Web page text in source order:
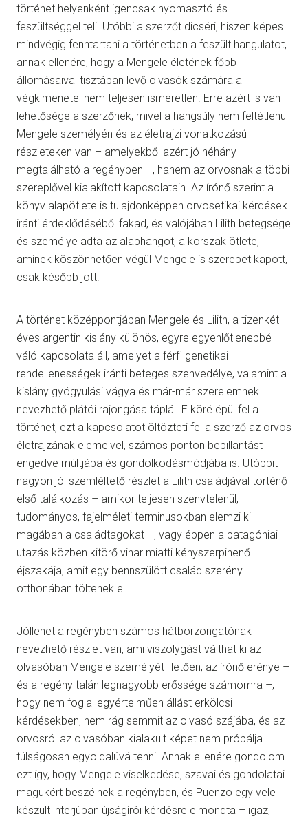
történet helyenként igencsak nyomasztó és
feszültséggel teli. Utóbbi a szerzőt dicséri, hiszen képes
mindvégig fenntartani a történetben a feszült hangulatot,
annak ellenére, hogy a Mengele életének főbb
állomásaival tisztában levő olvasók számára a
végkimenetel nem teljesen ismeretlen. Erre azért is van
lehetősége a szerzőnek, mivel a hangsúly nem feltétlenül
Mengele személyén és az életrajzi vonatkozású
részleteken van – amelyekből azért jó néhány
megtalálható a regényben –, hanem az orvosnak a többi
szereplővel kialakított kapcsolatain. Az írónő szerint a
könyv alapötlete is tulajdonképpen orvosetikai kérdések
iránti érdeklődéséből fakad, és valójában Lilith betegsége
és személye adta az alaphangot, a korszak ötlete,
aminek köszönhetően végül Mengele is szerepet kapott,
csak később jött.
A történet középpontjában Mengele és Lilith, a tizenkét
éves argentin kislány különös, egyre egyenlőtlenebbé
váló kapcsolata áll, amelyet a férfi genetikai
rendellenességek iránti beteges szenvedélye, valamint a
kislány gyógyulási vágya és már-már szerelemnek
nevezhető plátói rajongása táplál. E köré épül fel a
történet, ezt a kapcsolatot öltözteti fel a szerző az orvos
életrajzának elemeivel, számos ponton bepillantást
engedve múltjába és gondolkodásmódjába is. Utóbbit
nagyon jól szemléltető részlet a Lilith családjával történő
első találkozás – amikor teljesen szenvtelenül,
tudományos, fajelméleti terminusokban elemzi ki
magában a családtagokat –, vagy éppen a patagóniai
utazás közben kitörő vihar miatti kényszerpihenő
éjszakája, amit egy bennszülött család szerény
otthonában töltenek el.
Jóllehet a regényben számos hátborzongatónak
nevezhető részlet van, ami viszolygást válthat ki az
olvasóban Mengele személyét illetően, az írónő erénye –
és a regény talán legnagyobb erőssége számomra –,
hogy nem foglal egyértelműen állást erkölcsi
kérdésekben, nem rág semmit az olvasó szájába, és az
orvosról az olvasóban kialakult képet nem próbálja
túlságosan egyoldalúvá tenni. Annak ellenére gondolom
ezt így, hogy Mengele viselkedése, szavai és gondolatai
magukért beszélnek a regényben, és Puenzo egy vele
készült interjúban újságírói kérdésre elmondta – igaz,